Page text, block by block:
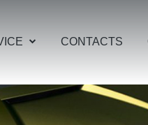
CONTACTS